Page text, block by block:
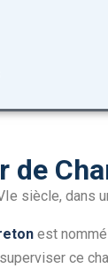
de
siècle, dans
est
ce